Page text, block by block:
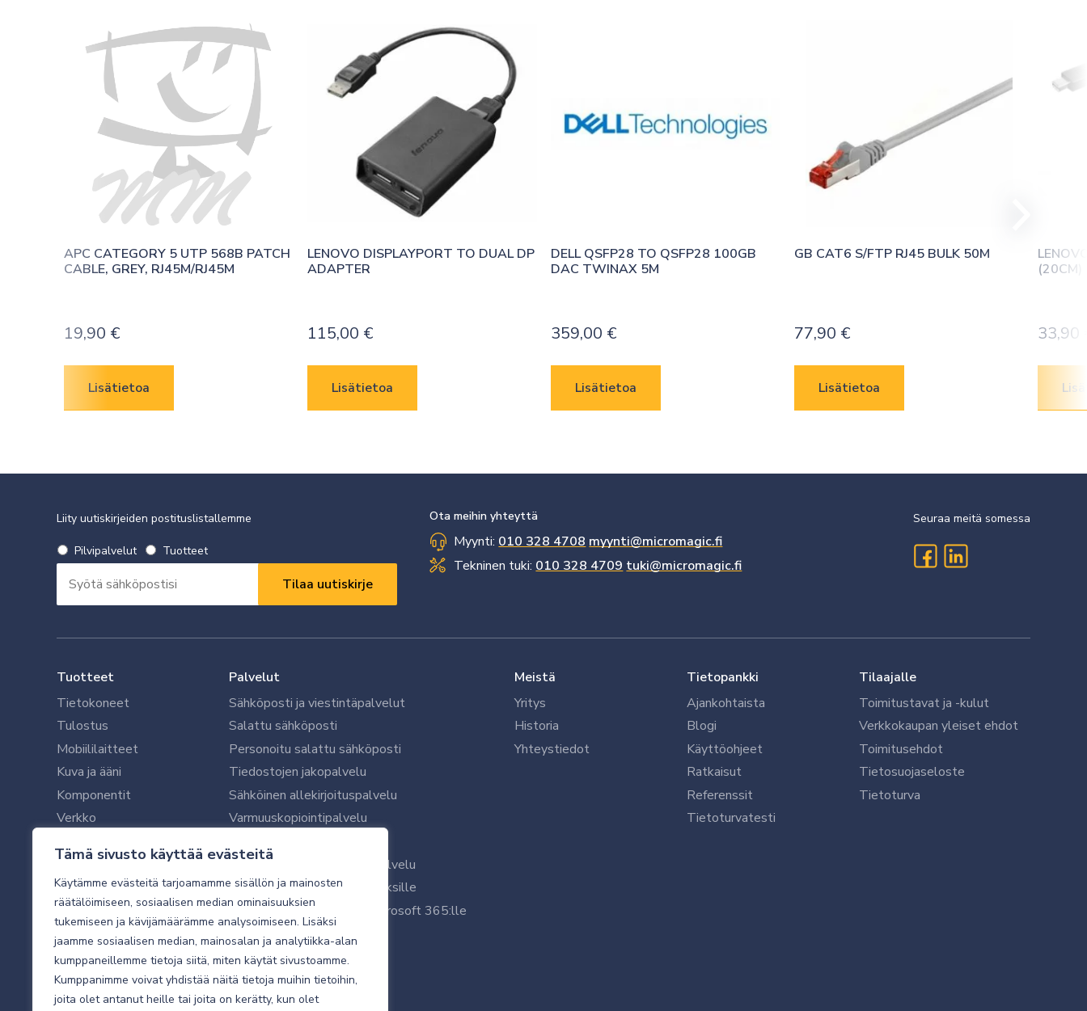
Tämä sivusto käyttää evästeitä
Käytämme evästeitä tarjoamamme sisällön ja mainosten
räätälöimiseen, sosiaalisen median ominaisuuksien
tukemiseen ja kävijämäärämme analysoimiseen. Lisäksi
jaamme sosiaalisen median, mainosalan ja analytiikka-alan
kumppaneillemme tietoja siitä, miten käytät sivustoamme.
Kumppanimme voivat yhdistää näitä tietoja muihin tietoihin,
joita olet antanut heille tai joita on kerätty, kun olet
APC CATEGORY 5 UTP 568B PATCH
CABLE, GREY, RJ45M/RJ45M
19,90 €
Lisätietoa
LENOVO DISPLAYPORT TO DUAL DP
ADAPTER
115,00 €
Lisätietoa
DELL QSFP28 TO QSFP28 100GB
DAC TWINAX 5M
359,00 €
Lisätietoa
GB CAT6 S/FTP RJ45 BULK 50M
77,90 €
Lisätietoa
(20CM)
33,90
Liity uutiskirjeiden postituslistallemme
Valitse
uutiskirje
*
Vaaditaan
Pilvipalvelut Tuotteet
*
Vaaditaan
Ota meihin yhteyttä
Myynti: 010 328 4708 myynti@micromagic.fi
Tekninen tuki: 010 328 4709 tuki@micromagic.fi
Seuraa meitä somessa
Tuotteet
Tietokoneet
Tulostus
Mobiililaitteet
Kuva ja ääni
Komponentit
Verkko
Oheislaitteet
Palvelut
Sähköposti ja viestintäpalvelut
Salattu sähköposti
Personoitu salattu sähköposti
Tiedostojen jakopalvelu
Sähköinen allekirjoituspalvelu
Varmuuskopiointipalvelu
Microsoft 365 -varmistuspalvelu
WithSecure tietoturva yrityksille
WithSecuren tietoturva Microsoft 365:lle
Käyttäjätukipalvelu
Tietoturvakartoitus
Sähköpostikartoitus
Valvottu tietoturva 24/7
Meistä
Yritys
Historia
Yhteystiedot
Tietopankki
Ajankohtaista
Blogi
Käyttöohjeet
Ratkaisut
Referenssit
Tietoturvatesti
Tilaajalle
Toimitustavat ja -kulut
Verkkokaupan yleiset ehdot
Toimitusehdot
Tietosuojaseloste
Tietoturva